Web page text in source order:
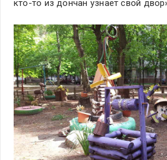
кто-то из дончан узнает свой